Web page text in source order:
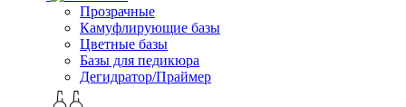
Прозрачные
Камуфлирующие базы
Цветные базы
Базы для педикюра
Дегидратор/Праймер